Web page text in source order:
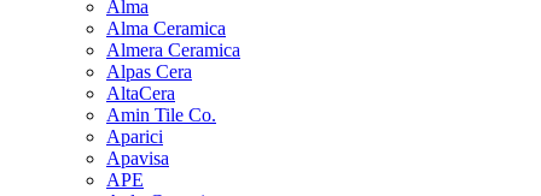
Alma
Alma Ceramica
Almera Ceramica
Alpas Cera
AltaCera
Amin Tile Co.
Aparici
Apavisa
APE